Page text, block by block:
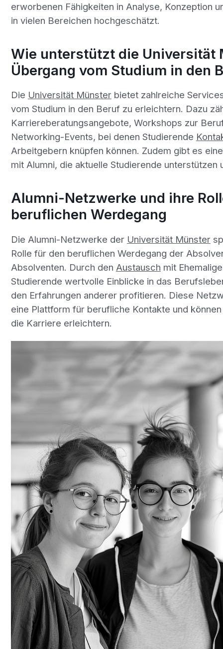
erworbenen Fähigkeiten in Analyse, Konzeption
in vielen Bereichen hochgeschätzt.
Wie unterstützt die Universität
Übergang vom Studium in den
Die Universität Münsterbietet zahlreiche
vom Studium in den Beruf zu erleichtern. Dazu
Karriereberatungsangebote, Workshops zur
Networking-Events, bei denen Studierende
Arbeitgebern knüpfen können. Zudem gibt es
mit Alumni, die aktuelle Studierende unterstützen
Alumni-Netzwerke und ihre
beruflichen Werdegang
Die Alumni-Netzwerke der Universität Münster
Rolle für den beruflichen Werdegang der
Absolventen. Durch den Austausch mit
Studierende wertvolle Einblicke in das
den Erfahrungen anderer profitieren. Diese
eine Plattform für berufliche Kontakte und
die Karriere erleichtern.